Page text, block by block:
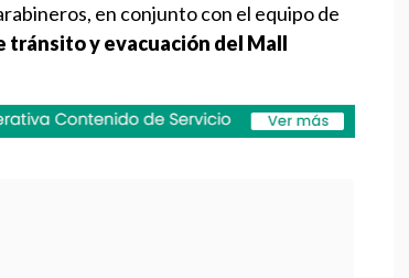
en conjunto con el equipo de
tránsito y evacuación del Mall